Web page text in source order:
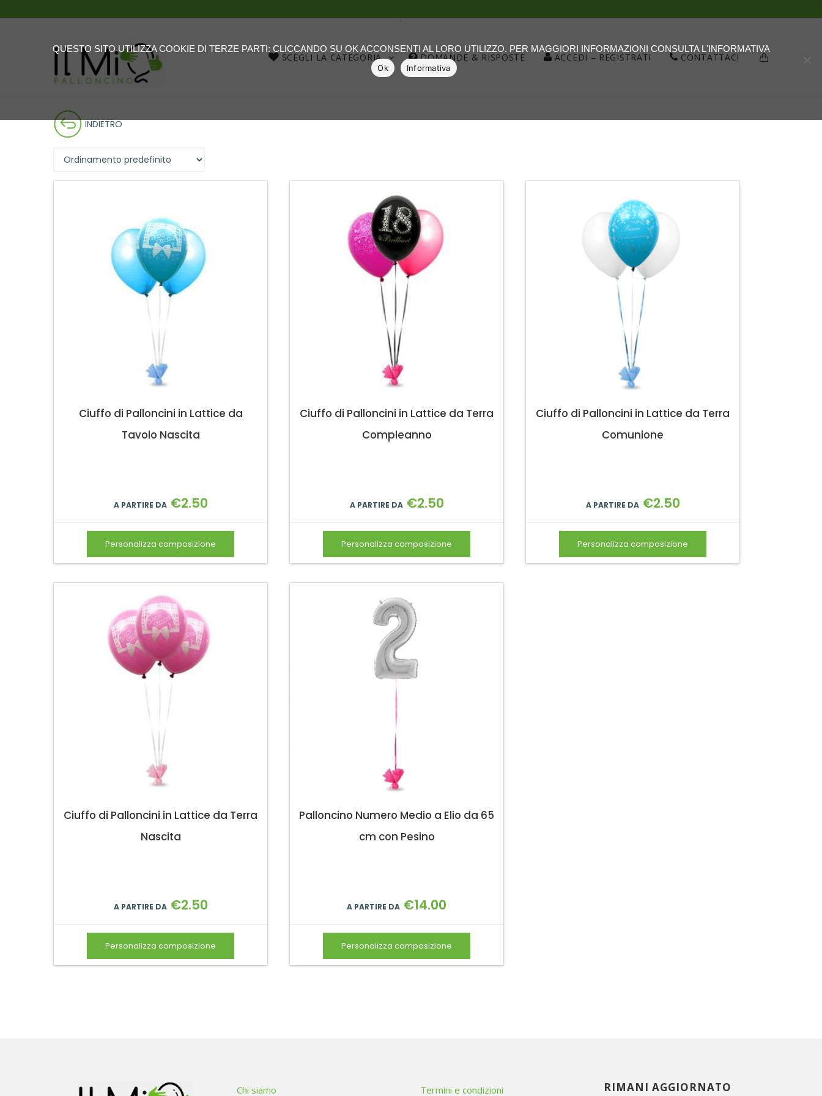
.
SCEGLI LA CATEGORIA DOMANDE & RISPOSTE ACCEDI – REGISTRATI CONTATTACI
INDIETRO
Ciuffo di Palloncini in Lattice da
Tavolo Nascita
A PARTIRE DA €2.50
Personalizza composizione
Ciuffo di Palloncini in Lattice da Terra
Compleanno
A PARTIRE DA €2.50
Personalizza composizione
Ciuffo di Palloncini in Lattice da Terra
Comunione
A PARTIRE DA €2.50
Personalizza composizione
Ciuffo di Palloncini in Lattice da Terra
Nascita
A PARTIRE DA €2.50
Personalizza composizione
Palloncino Numero Medio a Elio da 65
cm con Pesino
A PARTIRE DA €14.00
Personalizza composizione
Chi siamo Termini e condizioni RIMANI AGGIORNATO
QUESTO SITO UTILIZZA COOKIE DI TERZE PARTI: CLICCANDO SU OK ACCONSENTI AL LORO UTILIZZO. PER MAGGIORI INFORMAZIONI CONSULTA L'INFORMATIVA
Ok Informativa